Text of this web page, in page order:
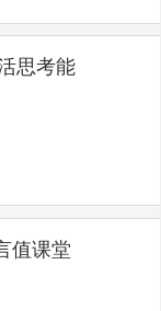
思考能
值课堂